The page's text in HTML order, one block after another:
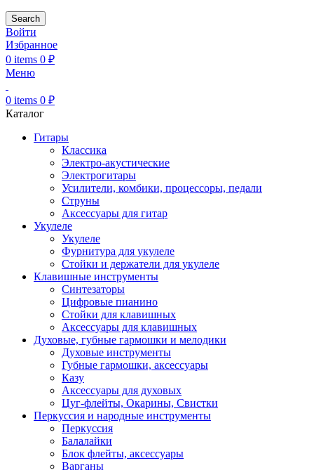
Search
Войти
Избранное
0 items 0 ₽
Меню
0 items 0 ₽
Каталог
Гитары
Классика
Электро-акустические
Электрогитары
Усилители, комбики, процессоры, педали
Струны
Аксессуары для гитар
Укулеле
Укулеле
Фурнитура для укулеле
Стойки и держатели для укулеле
Клавишные инструменты
Синтезаторы
Цифровые пианино
Стойки для клавишных
Аксессуары для клавишных
Духовые, губные гармошки и мелодики
Духовые инструменты
Губные гармошки, аксессуары
Казу
Аксессуары для духовых
Цуг-флейты, Окарины, Свистки
Перкуссия и народные инструменты
Перкуссия
Балалайки
Блок флейты, аксессуары
Варганы